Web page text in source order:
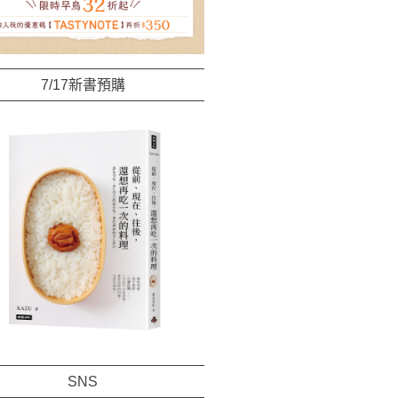
7/17新書預購
SNS